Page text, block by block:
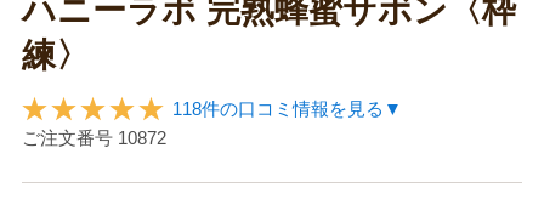
ハニーラボ 完熟蜂蜜サボン〈枠
練〉
118件の口コミ情報を見る▼
ご注文番号 10872